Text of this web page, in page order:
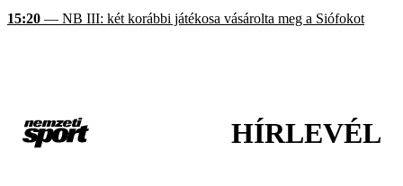
15:20 — NB III: két korábbi játékosa vásárolta meg a Siófokot
HÍRLEVÉL